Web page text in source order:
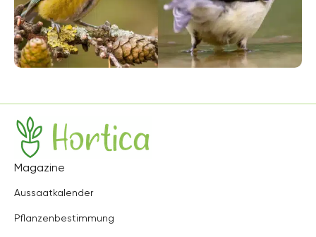
Hortica
Magazine
Aussaatkalender
Pflanzenbestimmung